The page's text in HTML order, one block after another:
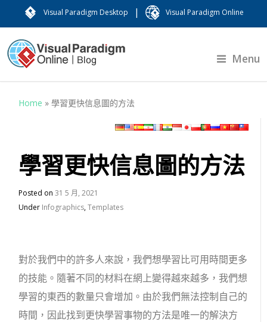
Visual Paradigm Desktop | Visual Paradigm Online
Menu
Home »學習更快信息圖的方法
學習更快信息圖的方法
Posted on31 5 月, 2021
Under Infographics,Templates
對於我們中的許多人來說，我們想學習比可用時間更多
的技能。隨著不同的材料在網上變得越來越多，我們想
學習的東西的數量只會增加。由於我們無法控制自己的
時間，因此找到更快學習事物的方法是唯一的解決方